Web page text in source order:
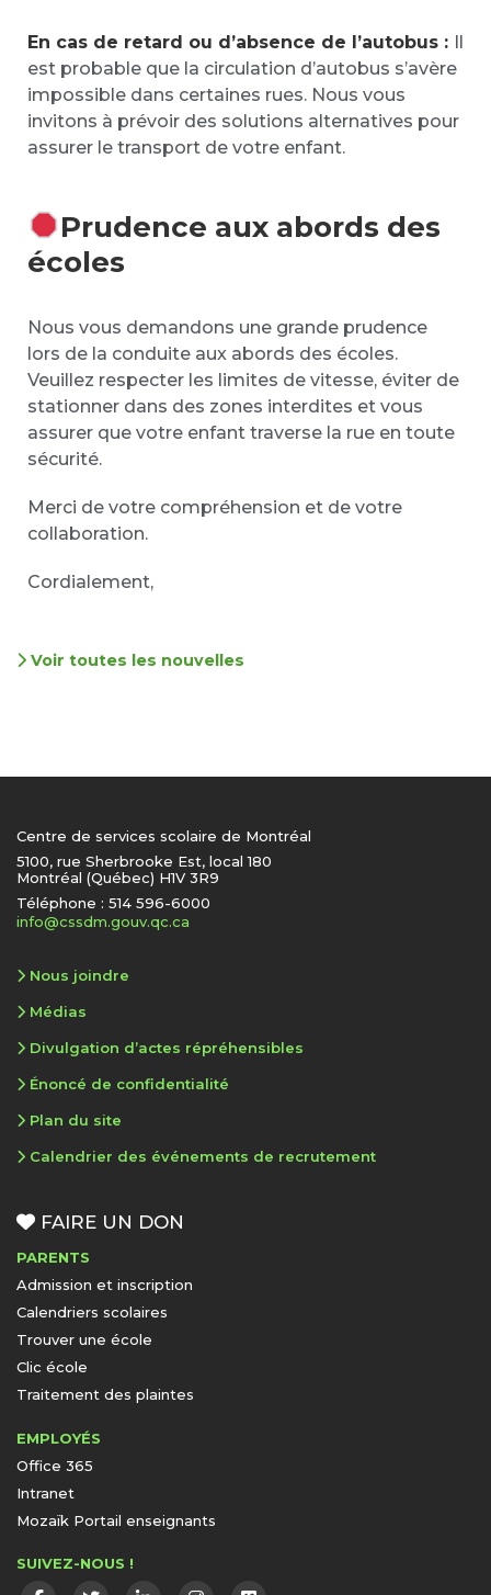
En cas de retard ou d’absence de l’autobus : Il
est probable que la circulation d’autobus s’avère
impossible dans certaines rues. Nous vous
invitons à prévoir des solutions alternatives pour
assurer le transport de votre enfant.
Prudence aux abords des
écoles
Nous vous demandons une grande prudence
lors de la conduite aux abords des écoles.
Veuillez respecter les limites de vitesse, éviter de
stationner dans des zones interdites et vous
assurer que votre enfant traverse la rue en toute
sécurité.
Merci de votre compréhension et de votre
collaboration.
Cordialement,
Voir toutes les nouvelles
Centre de services scolaire de Montréal
5100, rue Sherbrooke Est, local 180
Montréal (Québec) H1V 3R9
Téléphone : 514 596-6000
info@cssdm.gouv.qc.ca
Nous joindre
Médias
Divulgation d’actes répréhensibles
Énoncé de confidentialité
Plan du site
Calendrier des événements de recrutement
FAIRE UN DON
PARENTS
Admission et inscription
Calendriers scolaires
Trouver une école
Clic école
Traitement des plaintes
EMPLOYÉS
Office 365
Intranet
Mozaïk Portail enseignants
SUIVEZ-NOUS !